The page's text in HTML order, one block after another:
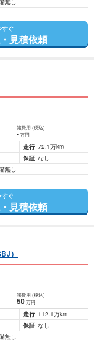
無し
すぐ
見積依頼
諸費用 (税込)
- 万円
走行 72.1万km
保証 なし
無し
すぐ
見積依頼
）
諸費用 (税込)
50 万円
走行 112.1万km
保証 なし
無し